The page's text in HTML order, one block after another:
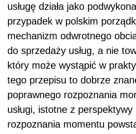
usługę działa jako
przypadek w polskim
mechanizm odwrotnego
do sprzedaży usług, a nie
który może wystąpić w
tego przepisu to dobrze
poprawnego rozpoznania
usługi, istotne z
rozpoznania momentu